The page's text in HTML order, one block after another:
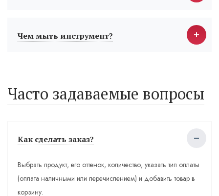
Чем мыть инструмент?
Часто задаваемые вопросы
Как сделать заказ?
Выбрать продукт, его оттенок, количество, указать тип оплаты
(оплата наличными или перечислением) и добавить товар в
корзину.